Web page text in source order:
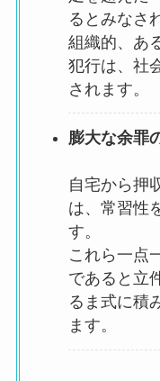
るとみなさ
組織的、あ
犯行は、社
されます。
膨大な余罪
自宅から押
は、常習性
す。
これら一点
であると立
るま式に積
ます。